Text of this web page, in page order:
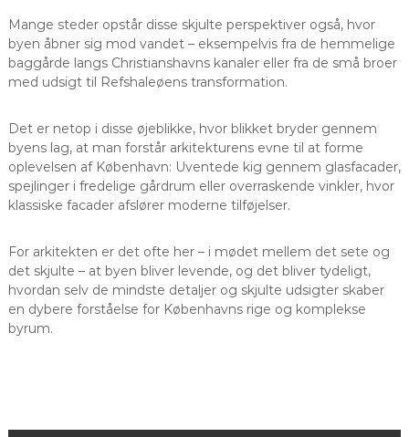
Mange steder opstår disse skjulte perspektiver også, hvor
byen åbner sig mod vandet – eksempelvis fra de hemmelige
baggårde langs Christianshavns kanaler eller fra de små broer
med udsigt til Refshaleøens transformation.
Det er netop i disse øjeblikke, hvor blikket bryder gennem
byens lag, at man forstår arkitekturens evne til at forme
oplevelsen af København: Uventede kig gennem glasfacader,
spejlinger i fredelige gårdrum eller overraskende vinkler, hvor
klassiske facader afslører moderne tilføjelser.
For arkitekten er det ofte her – i mødet mellem det sete og
det skjulte – at byen bliver levende, og det bliver tydeligt,
hvordan selv de mindste detaljer og skjulte udsigter skaber
en dybere forståelse for Københavns rige og komplekse
byrum.